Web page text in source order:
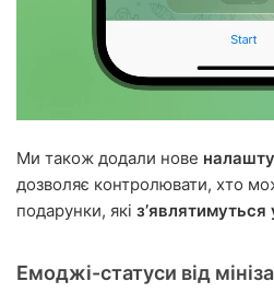
Ми також додали нове
дозволяє контролювати, хто
подарунки, які
Емоджі-статуси від